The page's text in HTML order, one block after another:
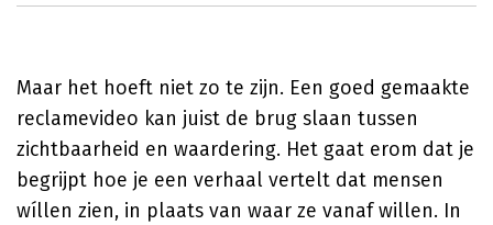
Maar het hoeft niet zo te zijn. Een goed gemaakte
reclamevideo kan juist de brug slaan tussen
zichtbaarheid en waardering. Het gaat erom dat je
begrijpt hoe je een verhaal vertelt dat mensen
wíllen zien, in plaats van waar ze vanaf willen. In